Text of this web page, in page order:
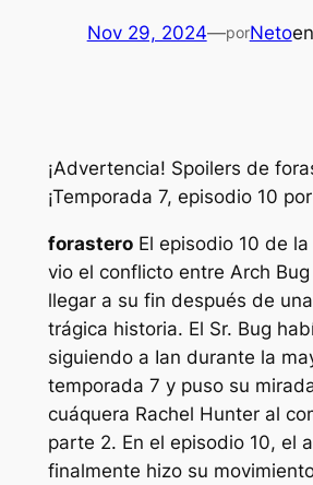
Nov 29, 2024—porNetoen
¡Advertencia! Spoilers de
¡Temporada 7, episodio 10
forasteroEl episodio 10 de
vio el conflicto entre Arch
llegar a su fin después de
trágica historia. El Sr. Bug
siguiendo a Ian durante la
temporada 7 y puso su
cuáquera Rachel Hunter al
parte 2. En el episodio 10, el
finalmente hizo su